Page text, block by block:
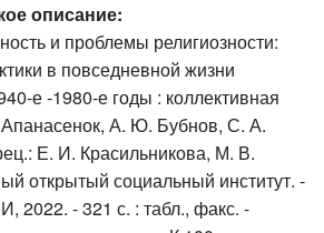
описание:
и проблемы религиозности:
в повседневной жизни
е -1980-е годы : коллективная
А. Ю. Бубнов, С. А.
Е. И. Красильникова, М. В.
открытый социальный институт. -
2022. - 321 с. : табл., факс. -